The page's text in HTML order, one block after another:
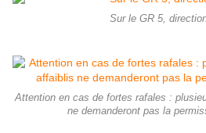
Sur le GR 5,
Attention en cas de fortes rafales :
ne demanderont pas la